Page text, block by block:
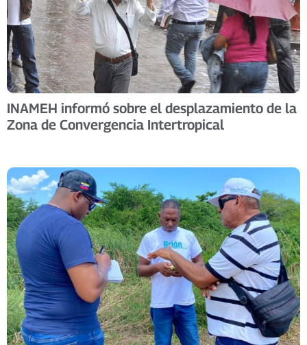
INAMEH informó sobre el desplazamiento de la
Zona de Convergencia Intertropical